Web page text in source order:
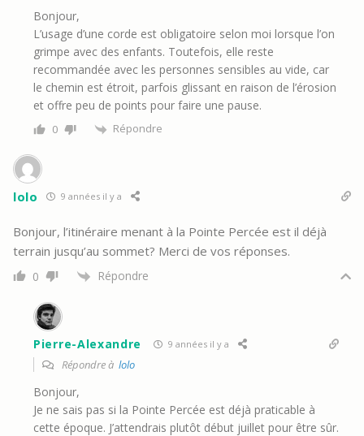
Bonjour,
L’usage d’une corde est obligatoire selon moi lorsque l’on
grimpe avec des enfants. Toutefois, elle reste
recommandée avec les personnes sensibles au vide, car
le chemin est étroit, parfois glissant en raison de l’érosion
et offre peu de points pour faire une pause.
0 Répondre
lolo 9 années il y a
Bonjour, l’itinéraire menant à la Pointe Percée est il déjà
terrain jusqu’au sommet? Merci de vos réponses.
0 Répondre
Pierre-Alexandre 9 années il y a
Répondre à lolo
Bonjour,
Je ne sais pas si la Pointe Percée est déjà praticable à
cette époque. J’attendrais plutôt début juillet pour être sûr.